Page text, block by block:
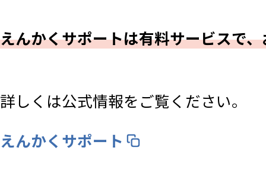
えんかくサポートは有料サービスで
詳しくは公式情報をご覧ください。
えんかくサポート